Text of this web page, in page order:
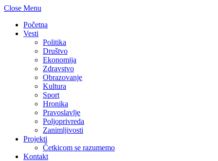
Close Menu
Početna
Vesti
Politika
Društvo
Ekonomija
Zdravstvo
Obrazovanje
Kultura
Sport
Hronika
Pravoslavlje
Poljoprivreda
Zanimljivosti
Projekti
Četkicom se razumemo
Kontakt